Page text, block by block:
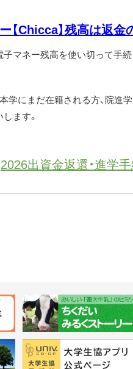
【Chicca】残高は返金
マネー残高を使い切って手続
学にまだ在籍される方、院
ます。
2026出資金返還・進学